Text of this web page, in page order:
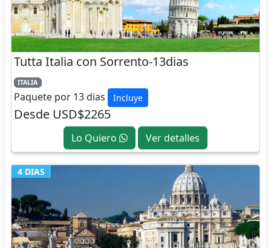
Tutta Italia con Sorrento-13dias
ITALIA
Paquete por 13 dias Incluye
Desde USD$2265
Lo Quiero Ver detalles
4 DIAS